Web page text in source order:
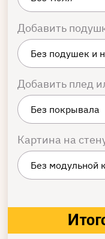
Добавить
Добавить плед
Картина на